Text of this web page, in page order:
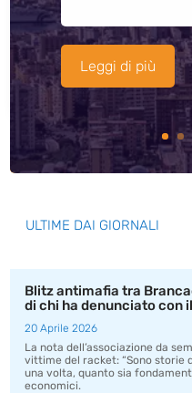
Leggi di più
ULTIME DAI GIORNALI
Blitz antimafia tra
di chi ha denunciato con
20 Aprile 2026
La nota dell’associazione da
vittime del racket: “Sono storie
una volta, quanto sia
economici.